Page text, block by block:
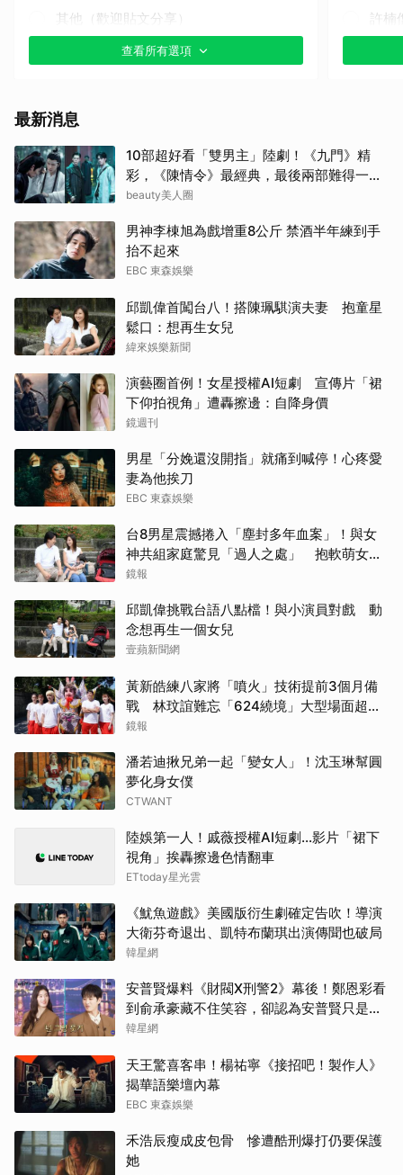
其他（歡迎貼文分享）
查看所有選項
許楠
Rain
李星
小栗
邊佑
林智
朴海
山下
田曦
楊洋
傑瑞
最新消息
10部超好看「雙男主」陸劇！《九門》精
彩，《陳情令》最經典，最後兩部難得一面
倒好評
beauty美人圈
男神李棟旭為戲增重8公斤 禁酒半年練到手
抬不起來
EBC 東森娛樂
邱凱偉首闖台八！搭陳珮騏演夫妻 抱童星
鬆口：想再生女兒
緯來娛樂新聞
演藝圈首例！女星授權AI短劇 宣傳片「裙
下仰拍視角」遭轟擦邊：自降身價
鏡週刊
男星「分娩還沒開指」就痛到喊停！心疼愛
妻為他挨刀
EBC 東森娛樂
台8男星震撼捲入「塵封多年血案」！與女
神共組家庭驚見「過人之處」 抱軟萌女娃
動念再拚一胎
鏡報
邱凱偉挑戰台語八點檔！與小演員對戲 動
念想再生一個女兒
壹蘋新聞網
黃新皓練八家將「噴火」技術提前3個月備
戰 林玟誼難忘「624繞境」大型場面超震
撼
鏡報
潘若迪揪兄弟一起「變女人」！沈玉琳幫圓
夢化身女僕
CTWANT
陸娛第一人！戚薇授權AI短劇…影片「裙下
視角」挨轟擦邊色情翻車
ETtoday星光雲
《魷魚遊戲》美國版衍生劇確定告吹！導演
大衛芬奇退出、凱特布蘭琪出演傳聞也破局
韓星網
安普賢爆料《財閥X刑警2》幕後！鄭恩彩看
到俞承豪藏不住笑容，卻認為安普賢只是
「搞笑男」
韓星網
天王驚喜客串！楊祐寧《接招吧！製作人》
揭華語樂壇內幕
EBC 東森娛樂
禾浩辰瘦成皮包骨 慘遭酷刑爆打仍要保護
她